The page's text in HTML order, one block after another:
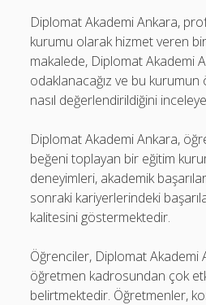
Tiktok Yorum Yükleme Bedava
Sayfa Listesi
Şifresiz Instagram Beğeni Arttırma
Tiktok Yorum Yükleme Bedava
Diplomat Akademi Ankara,
kurumu olarak hizmet veren
makalede, Diplomat Akademi
odaklanacağız ve bu
nasıl değerlendirildiğini
Diplomat Akademi Ankara,
beğeni toplayan bir eğitim
deneyimleri, akademik
sonraki kariyerlerindeki
kalitesini göstermektedir.
Öğrenciler, Diplomat Akademi
öğretmen kadrosundan çok
belirtmektedir. Öğretmenler,